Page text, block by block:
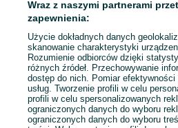
Mapa ministron
Popularne wyszukiwania
Wraz z naszymi partnerami
zapewnienia:
Użycie dokładnych danych
skanowanie charakterystyki
Rozumienie odbiorców dzięki
różnych źródeł. Przechowywanie
dostęp do nich. Pomiar
usług. Tworzenie profili w celu
profili w celu spersonalizowanych
ograniczonych danych do wyboru
ograniczonych danych do wyboru